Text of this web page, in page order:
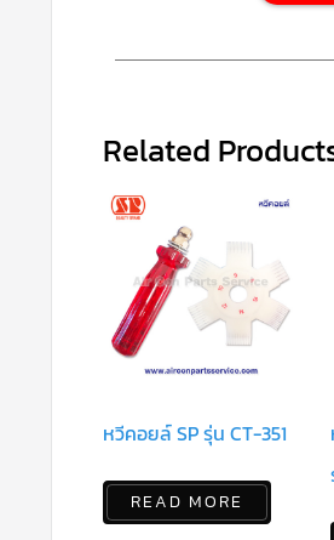
Related
หวีคอยล์ SP รุ่น CT-351
READ MORE